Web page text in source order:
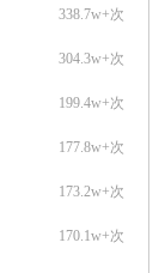
338.7w+次
304.3w+次
199.4w+次
177.8w+次
173.2w+次
170.1w+次